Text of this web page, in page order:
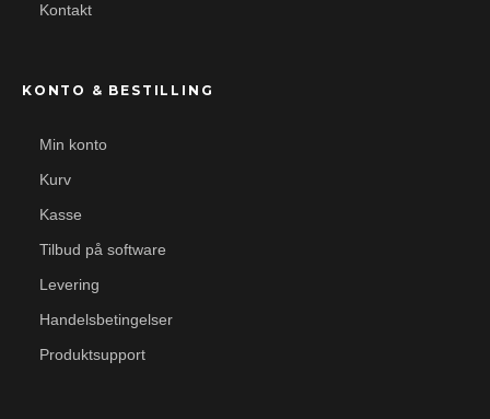
Kontakt
KONTO & BESTILLING
Min konto
Kurv
Kasse
Tilbud på software
Levering
Handelsbetingelser
Produktsupport